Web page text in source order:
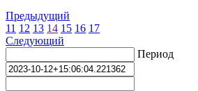
Предыдущий
11 12 13 14 15 16 17
Следующий
Период